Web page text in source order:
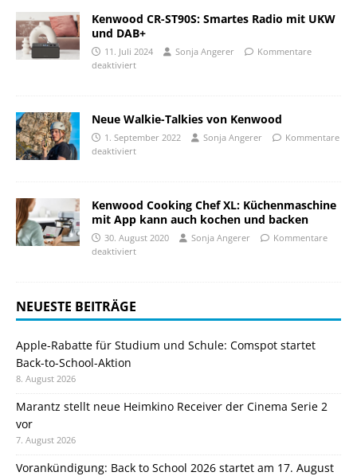
Kenwood CR-ST90S: Smartes Radio mit UKW
und DAB+
11. Juli 2024 Sonja Angerer
Kommentare
deaktiviert
Neue Walkie-Talkies von Kenwood
1. September 2022 Sonja Angerer
Kommentare
deaktiviert
Kenwood Cooking Chef XL: Küchenmaschine
mit App kann auch kochen und backen
30. August 2020 Sonja Angerer
Kommentare
deaktiviert
NEUESTE BEITRÄGE
Apple-Rabatte für Studium und Schule: Comspot startet
Back-to-School-Aktion
8. August 2026
Marantz stellt neue Heimkino Receiver der Cinema Serie 2
vor
7. August 2026
Vorankündigung: Back to School 2026 startet am 17. August